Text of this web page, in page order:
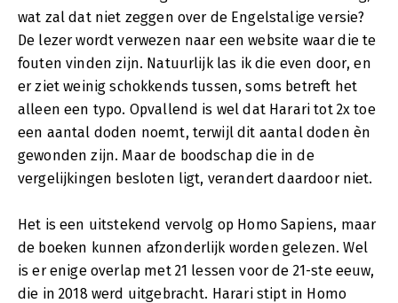
wat zal dat niet zeggen over de Engelstalige versie?
De lezer wordt verwezen naar een website waar die te
fouten vinden zijn. Natuurlijk las ik die even door, en
er ziet weinig schokkends tussen, soms betreft het
alleen een typo. Opvallend is wel dat Harari tot 2x toe
een aantal doden noemt, terwijl dit aantal doden èn
gewonden zijn. Maar de boodschap die in de
vergelijkingen besloten ligt, verandert daardoor niet.
Het is een uitstekend vervolg op Homo Sapiens, maar
de boeken kunnen afzonderlijk worden gelezen. Wel
is er enige overlap met 21 lessen voor de 21-ste eeuw,
die in 2018 werd uitgebracht. Harari stipt in Homo